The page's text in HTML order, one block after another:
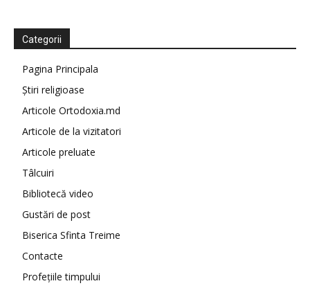
Categorii
Pagina Principala
Știri religioase
Articole Ortodoxia.md
Articole de la vizitatori
Articole preluate
Tâlcuiri
Bibliotecă video
Gustări de post
Biserica Sfinta Treime
Contacte
Profețiile timpului